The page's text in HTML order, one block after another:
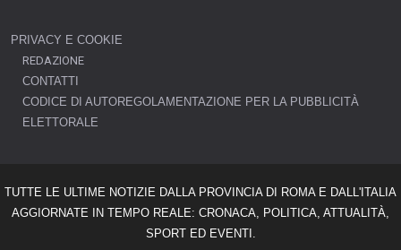
PRIVACY E COOKIE
REDAZIONE
CONTATTI
CODICE DI AUTOREGOLAMENTAZIONE PER LA PUBBLICITÀ
ELETTORALE
TUTTE LE ULTIME NOTIZIE DALLA PROVINCIA DI ROMA E DALL'ITALIA
AGGIORNATE IN TEMPO REALE: CRONACA, POLITICA, ATTUALITÀ,
SPORT ED EVENTI.